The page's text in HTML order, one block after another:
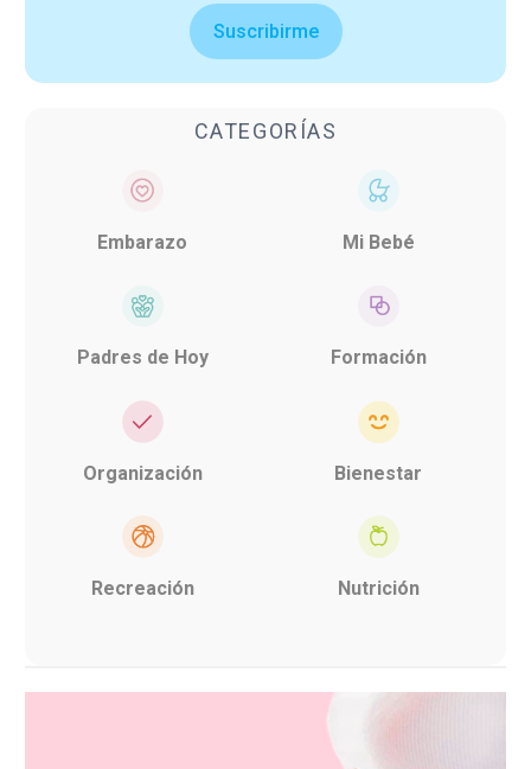
Suscribirme
CATEGORÍAS
Embarazo Mi Bebé
Padres de Hoy Formación
Organización Bienestar
Recreación Nutrición